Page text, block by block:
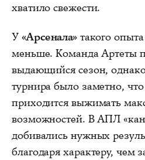
хватило свежести.
У «Арсенала»такого
меньше. Команда Артеты
выдающийся сезон,
турнира было заметно,
приходится выжимать
возможностей. В АПЛ
добивались нужных
благодаря характеру, чем